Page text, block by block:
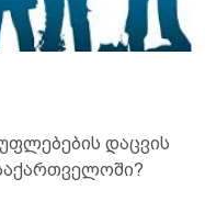
დაცვის